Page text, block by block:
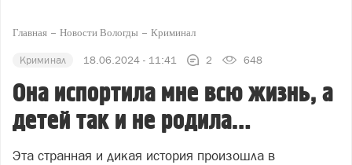
Главная Новости Вологды Криминал
Криминал 18.06.2024 - 11:41 2 648
Она испортила мне всю жизнь, а
детей так и не родила…
Эта странная и дикая история произошла в